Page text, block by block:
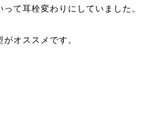
て耳栓変わりにしていました。
がオススメです。